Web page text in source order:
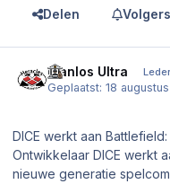
Delen Volgers
Planlos Ultra
Geplaatst:18
DICE werkt aan
Ontwikkelaar DICE werkt
nieuwe generatie